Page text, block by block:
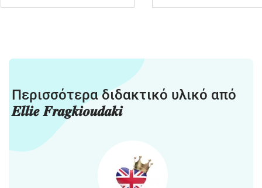
Περισσότερα διδακτικό υλικό από
𝑬𝒍𝒍𝒊𝒆 𝑭𝒓𝒂𝒈𝒌𝒊𝒐𝒖𝒅𝒂𝒌𝒊